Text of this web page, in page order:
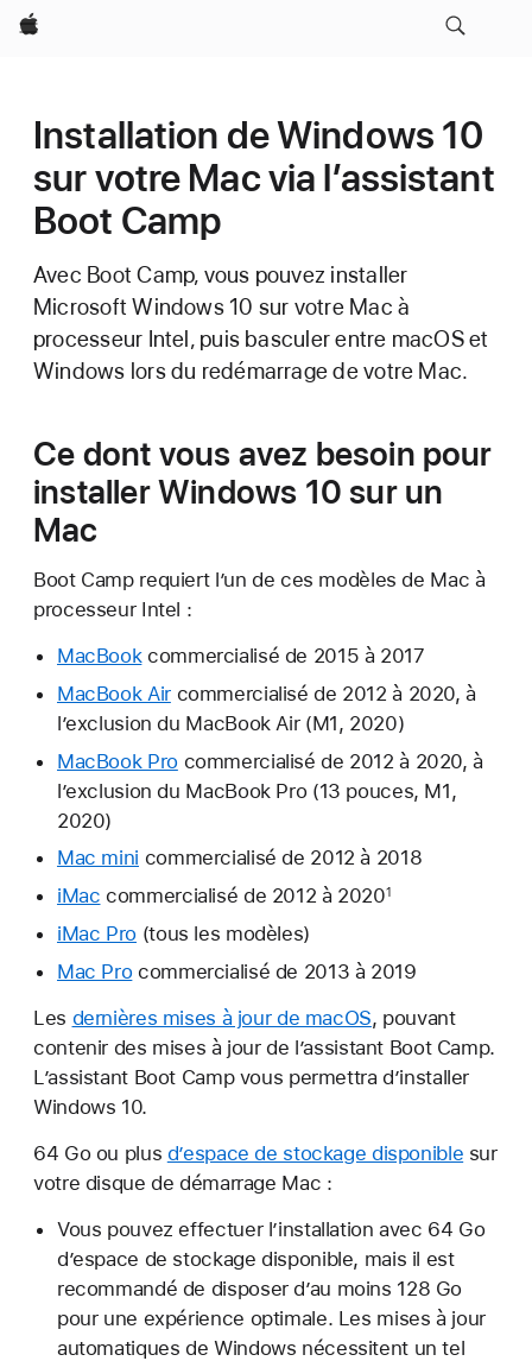
Apple
Installation de Windows 10
sur votre Mac via l’assistant
Boot Camp
Avec Boot Camp, vous pouvez installer
Microsoft Windows 10 sur votre Mac à
processeur Intel, puis basculer entre macOS et
Windows lors du redémarrage de votre Mac.
Ce dont vous avez besoin pour
installer Windows 10 sur un
Mac
Boot Camp requiert l’un de ces modèles de Mac à
processeur Intel :
MacBookcommercialisé de 2015 à 2017
MacBook Aircommercialisé de 2012 à 2020, à
l’exclusion du MacBook Air (M1, 2020)
MacBook Procommercialisé de 2012 à 2020, à
l’exclusion du MacBook Pro (13 pouces, M1,
2020)
Mac mini commercialisé de 2012 à 2018
iMac commercialisé de 2012 à 20201
iMac Pro (tous les modèles)
Mac Procommercialisé de 2013 à 2019
Les dernières mises à jour de macOS, pouvant
contenir des mises à jour de l’assistant Boot Camp.
L’assistant Boot Camp vous permettra d’installer
Windows 10.
64 Go ou plus d’espace de stockage disponible sur
votre disque de démarrage Mac :
Vous pouvez effectuer l’installation avec 64 Go
d’espace de stockage disponible, mais il est
recommandé de disposer d’au moins 128 Go
pour une expérience optimale. Les mises à jour
automatiques de Windows nécessitent un tel